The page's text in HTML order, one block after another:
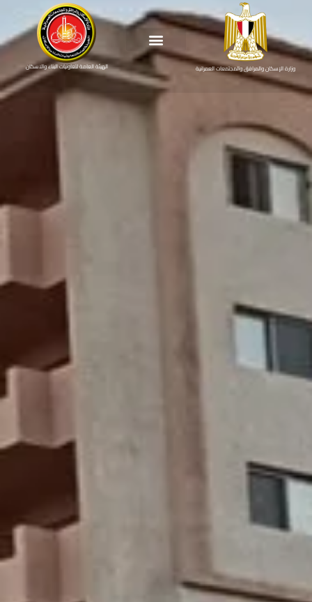
وزارة الإسكان والمرافق والمجتمعات العمرانية الهيئة العامة لتعاونيات البناء والاسكان